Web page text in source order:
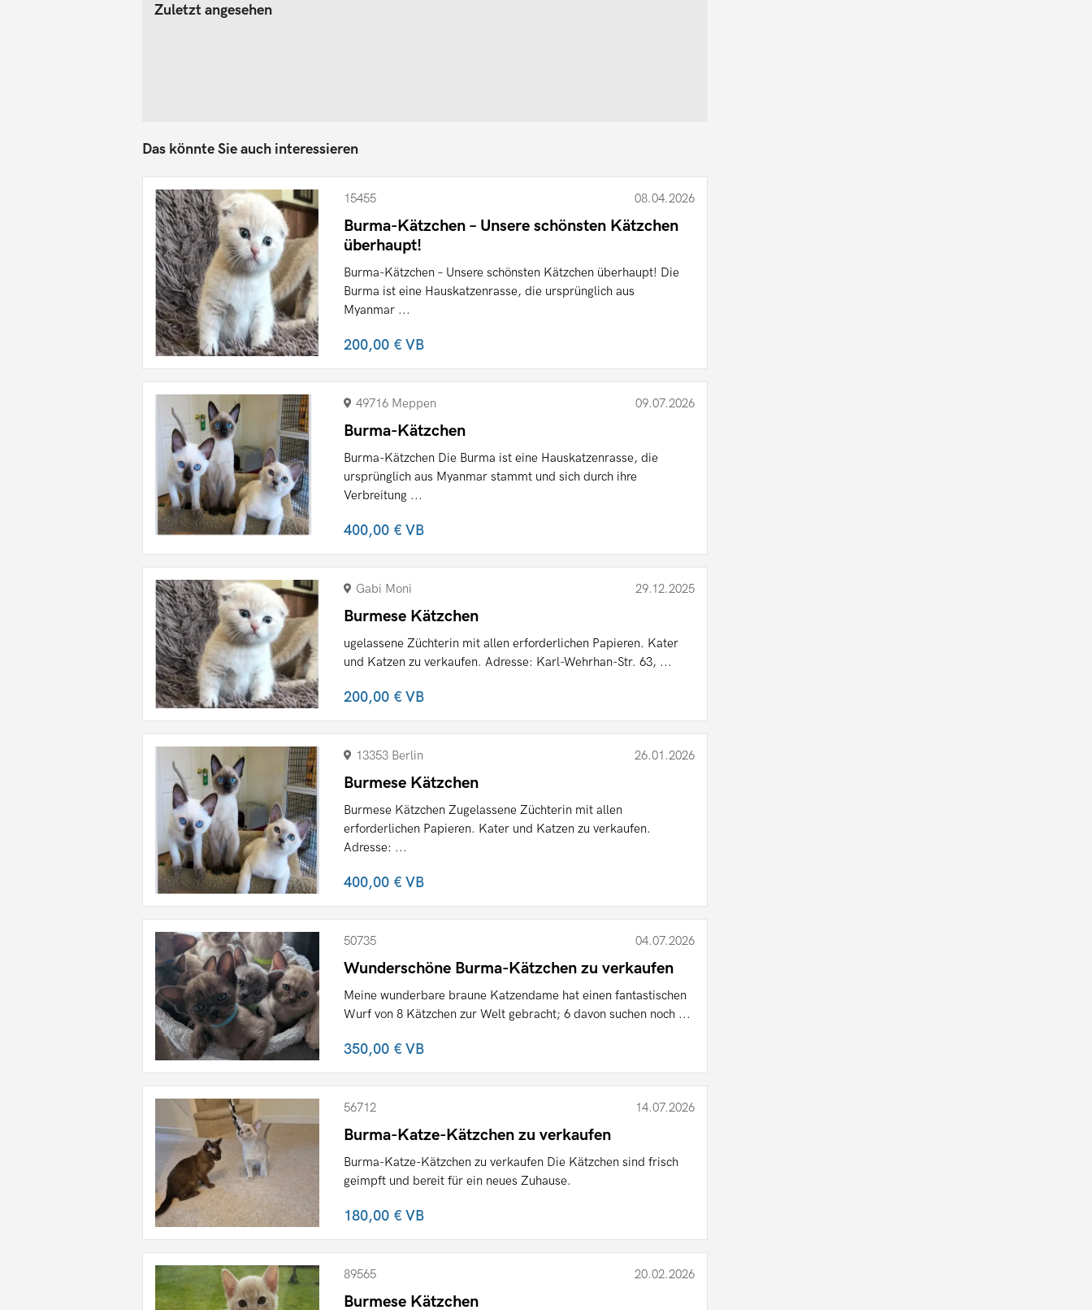
Zuletzt angesehen
Das könnte Sie auch interessieren
15455 08.04.2026
Burma-Kätzchen – Unsere schönsten Kätzchen
überhaupt!
Burma-Kätzchen – Unsere schönsten Kätzchen überhaupt! Die
Burma ist eine Hauskatzenrasse, die ursprünglich aus
Myanmar ...
200,00 €VB
49716 Meppen 09.07.2026
Burma-Kätzchen
Burma-Kätzchen Die Burma ist eine Hauskatzenrasse, die
ursprünglich aus Myanmar stammt und sich durch ihre
Verbreitung ...
400,00 €VB
Gabi Moni 29.12.2025
Burmese Kätzchen
ugelassene Züchterin mit allen erforderlichen Papieren. Kater
und Katzen zu verkaufen. Adresse: Karl-Wehrhan-Str. 63, ...
200,00 €VB
13353 Berlin 26.01.2026
Burmese Kätzchen
Burmese Kätzchen Zugelassene Züchterin mit allen
erforderlichen Papieren. Kater und Katzen zu verkaufen.
Adresse: ...
400,00 €VB
50735 04.07.2026
Wunderschöne Burma-Kätzchen zu verkaufen
Meine wunderbare braune Katzendame hat einen fantastischen
Wurf von 8 Kätzchen zur Welt gebracht; 6 davon suchen noch ...
350,00 €VB
56712 14.07.2026
Burma-Katze-Kätzchen zu verkaufen
Burma-Katze-Kätzchen zu verkaufen Die Kätzchen sind frisch
geimpft und bereit für ein neues Zuhause.
180,00 €VB
89565 20.02.2026
Burmese Kätzchen